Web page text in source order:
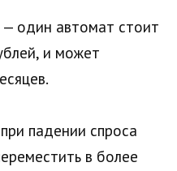
— один автомат стоит
и может
падении спроса
в более